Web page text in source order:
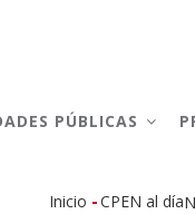
PÚBLICAS
Inicio -CPEN al día